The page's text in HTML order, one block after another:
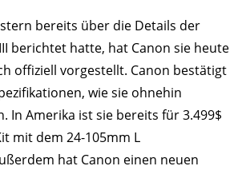
bereits über die Details der
berichtet hatte, hat Canon sie heute
offiziell vorgestellt. Canon bestätigt
wie sie ohnehin
In Amerika ist sie bereits für 3.499$
mit dem 24-105mm L
hat Canon einen neuen